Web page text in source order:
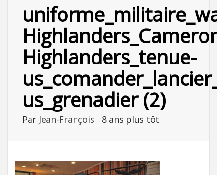
Highlanders_tenue-
us_grenadier (2)
Par Jean-François 8 ans plus tôt